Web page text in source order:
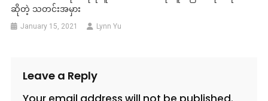
ဆိုတဲ့ သတင်းအမှား
January 15, 2021 Lynn Yu
Leave a Reply